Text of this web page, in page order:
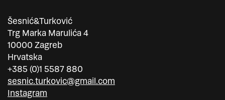
Šesnić&Turković
Trg Marka Marulića 4
10000 Zagreb
Hrvatska
+385 (0)1 5587 880
sesnic.turkovic@gmail.com
Instagram